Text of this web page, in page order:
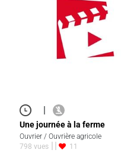
|
Une journée à la ferme
Ouvrier / Ouvrière agricole
798 vues
11